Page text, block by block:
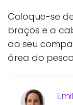
Coloque-se
braços e a
ao seu
área do